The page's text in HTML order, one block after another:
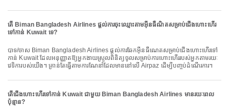
តើ Biman Bangladesh Airlines ផ្តល់ការចុះឈ្មោះតាមអ៊ីនធឺណិតសម្រាប់ជើងហោះហើរ
ទៅកាន់ Kuwait ទេ?
បាទ/ចាស Biman Bangladesh Airlines ផ្តល់ការឆែកអ៊ីនធឺណេតសម្រាប់ជើងហោះហើរទៅ
កាន់ Kuwait ដែលអនុញ្ញាតឱ្យអ្នកងាយស្រួលពិនិត្យចូលសម្រាប់ការហោះហើររបស់អ្នកតាមរយៈ
វេទិការបស់យើង។ គ្រាន់តែធ្វើតាមការណែនាំដែលមាននៅលើ Airpaz ដើម្បីបញ្ចប់ដំណើរការ។
តើជើងហោះហើរទៅកាន់ Kuwait ជាមួយ Biman Bangladesh Airlines មានរយៈពេល
ប៉ុន្មាន?